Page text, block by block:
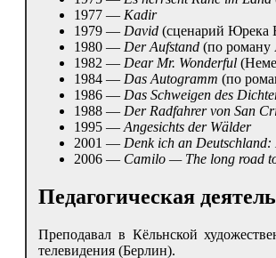
1977 — Kadir
1979 — David (сценарий Юрека
1980 — Der Aufstand (по
1982 — Dear Mr. Wonderful
1984 — Das Autogramm (по
1986 — Das Schweigen des
1988 — Der Radfahrer von San
1995 — Angesichts der Wälder
2001 — Denk ich an
2006 — Camilo — The long road
Педагогическая
Преподавал в Кёльнской
телевидения (Берлин).